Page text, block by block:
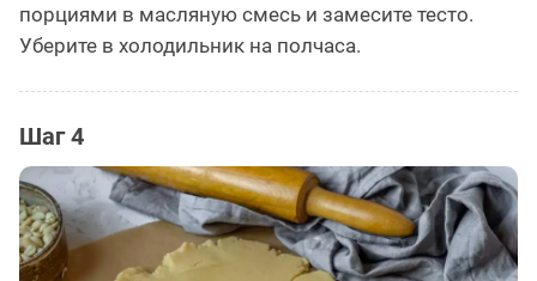
порциями в масляную смесь и замесите тесто.
Уберите в холодильник на полчаса.
Шаг 4